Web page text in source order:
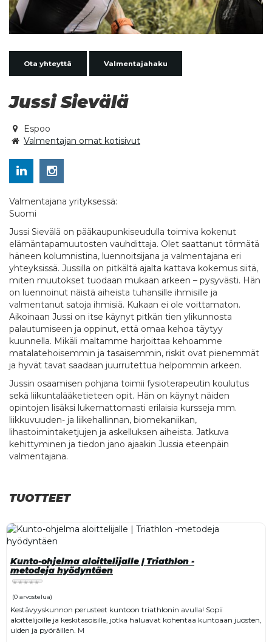
Ota yhteyttä Valmentajahaku
Jussi Sievälä
Espoo
Valmentajan omat kotisivut
Valmentajana yrityksessä:
Suomi
Jussi Sievälä on pääkaupunkiseudulla toimiva kokenut
elämäntapamuutosten vauhdittaja. Olet saattanut törmätä
häneen kolumnistina, luennoitsijana ja valmentajana eri
yhteyksissä. Jussilla on pitkältä ajalta kattava kokemus siitä,
miten muutokset tuodaan mukaan arkeen – pysyvästi. Hän
on luennoinut näistä aiheista tuhansille ihmisille ja
valmentanut satoja ihmisiä. Kukaan ei ole voittamaton.
Aikoinaan Jussi on itse käynyt pitkän tien ylikunnosta
palautumiseen ja oppinut, että omaa kehoa täytyy
kuunnella. Mikäli maltamme harjoittaa kehoamme
matalatehoisemmin ja tasaisemmin, riskit ovat pienemmät
ja hyvät tavat saadaan juurrutettua helpommin arkeen.
Jussin osaamisen pohjana toimii fysioterapeutin koulutus
sekä liikuntalääketieteen opit. Hän on käynyt näiden
opintojen lisäksi lukemattomasti erilaisia kursseja mm.
liikkuvuuden- ja liikehallinnan, biomekaniikan,
lihastoimintaketjujen ja askelluksen aiheista. Jatkuva
kehittyminen ja tiedon jano ajaakin Jussia eteenpäin
valmentajana.
TUOTTEET
Kunto-ohjelma aloittelijalle | Triathlon -
metodeja hyödyntäen
(0 arvostelua)
Kestävyyskunnon perusteet kuntoon triathlonin avulla! Sopii
aloittelijoille ja keskitasoisille, jotka haluavat kohentaa kuntoaan juosten,
uiden ja pyöräillen. M